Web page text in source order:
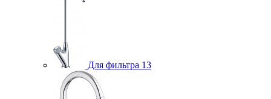
Для фильтра 13